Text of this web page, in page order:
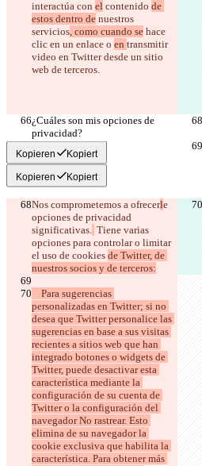
interactúa con el contenido de
estos dentro de nuestros
servicios, como cuando se hace
clic en un enlace o en transmitir
video en Twitter desde un sitio
web de terceros
¿Cuáles son mis opciones de
Kopieren Kopiert
Kopieren Kopiert
Nos comprometemos a ofrecerle
opciones de privacidad
significativas. Tiene varias
opciones para controlar o limitar
el uso de cookies de Twitter, de
personalizadas en Twitter; si no
desea que Twitter personalice las
sugerencias en base a sus visitas
recientes a sitios web que han
integrado botones o widgets de
Twitter, puede desactivar esta
característica mediante la
configuración de su cuenta de
Twitter o la configuración del
navegador No rastrear. Esto
elimina de su navegador la
cookie exclusiva que habilita la
característica. Para obtener más